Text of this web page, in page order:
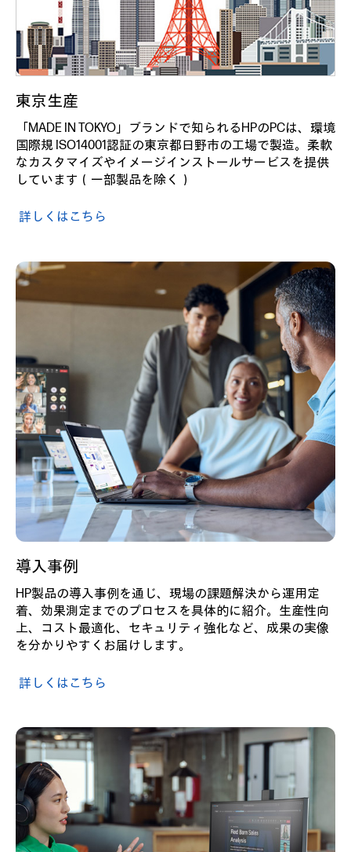
東京生産
「MADE IN TOKYO」ブランドで知られるHPのPCは、環境
国際規 ISO14001認証の東京都日野市の工場で製造。柔軟
なカスタマイズやイメージインストールサービスを提供
しています（一部製品を除く）
詳しくはこちら
導入事例
HP製品の導入事例を通じ、現場の課題解決から運用定
着、効果測定までのプロセスを具体的に紹介。生産性向
上、コスト最適化、セキュリティ強化など、成果の実像
を分かりやすくお届けします。
詳しくはこちら